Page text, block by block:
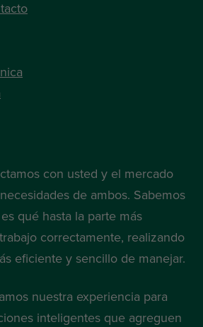
con usted y el mercado
de ambos. Sabemos
qué hasta la parte más
correctamente, realizando
eficiente y sencillo de manejar.
nuestra experiencia para
inteligentes que agreguen